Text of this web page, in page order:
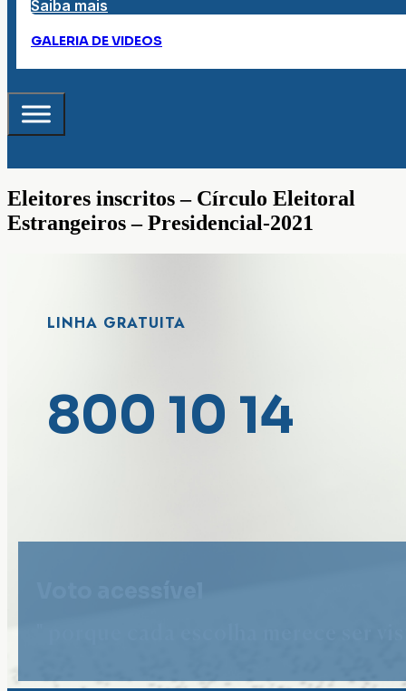
Saiba mais
GALERIA DE VIDEOS
Eleitores inscritos – Círculo Eleitoral
Estrangeiros – Presidencial-2021
LINHA GRATUITA
800 10 14